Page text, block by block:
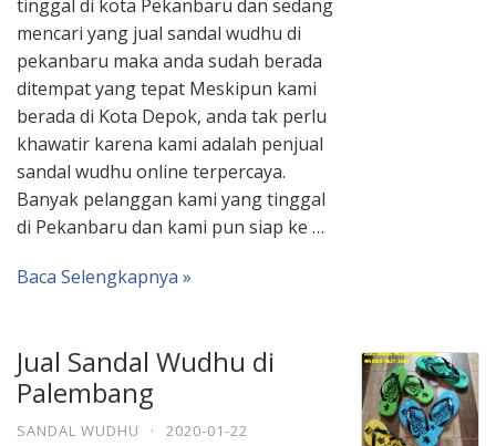
tinggal di kota Pekanbaru dan sedang
mencari yang jual sandal wudhu di
pekanbaru maka anda sudah berada
ditempat yang tepat Meskipun kami
berada di Kota Depok, anda tak perlu
khawatir karena kami adalah penjual
sandal wudhu online terpercaya.
Banyak pelanggan kami yang tinggal
di Pekanbaru dan kami pun siap ke …
Baca Selengkapnya »
Jual Sandal Wudhu di
Palembang
SANDAL WUDHU · 2020-01-22